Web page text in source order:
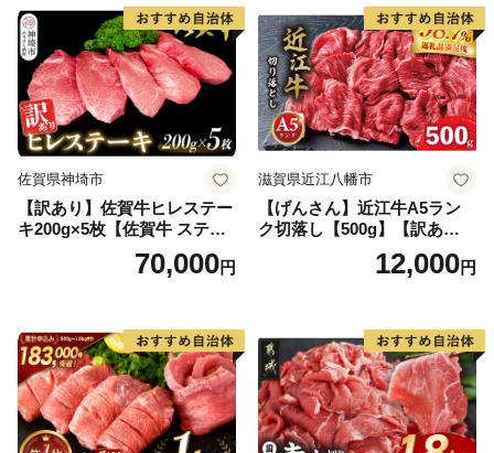
気】(H083106)
佐賀県神埼市
【訳あり】佐賀牛ヒレステー
キ200g×5枚【佐賀牛 ステー
キ ブランド肉 ヒレ肉 フィレ
肉 ジューシー ヘルシー】(H0
70,000円
滋賀県近江八幡市
【げんさん】近江牛A5ラン
ク切落し【500g】【訳あり】
12,000円